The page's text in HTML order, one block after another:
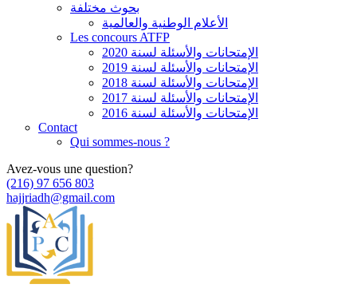
بحوث مختلفة
الأعلام الوطنية والعالمية
Les concours ATFP
الإمتحانات والأسئلة لسنة 2020
الإمتحانات والأسئلة لسنة 2019
الإمتحانات والأسئلة لسنة 2018
الإمتحانات والأسئلة لسنة 2017
الإمتحانات والأسئلة لسنة 2016
Contact
Qui sommes-nous ?
Avez-vous une question?
(216) 97 656 803
hajjriadh@gmail.com